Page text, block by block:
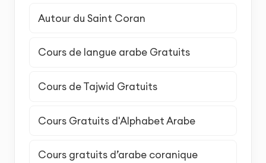
Autour du Saint Coran
Cours de langue arabe Gratuits
Cours de Tajwid Gratuits
Cours Gratuits d'Alphabet Arabe
Cours gratuits d’arabe coranique